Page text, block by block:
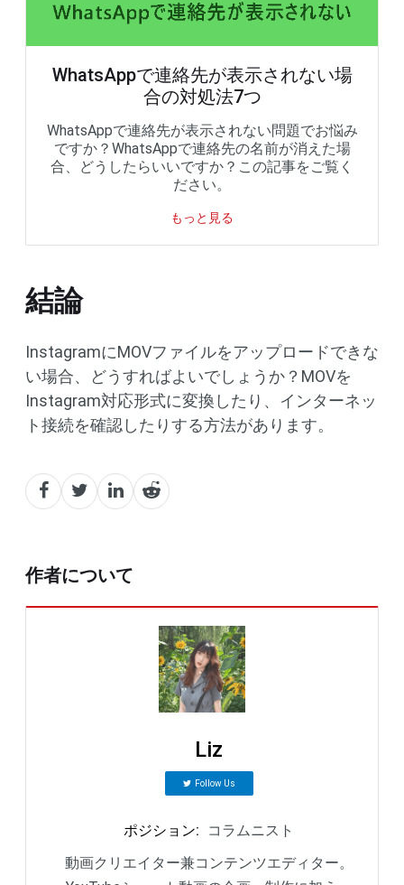
WhatsAppで連絡先が表示されない場
合の対処法7つ
WhatsAppで連絡先が表示されない問題でお悩み
ですか？WhatsAppで連絡先の名前が消えた場
合、どうしたらいいですか？この記事をご覧く
ださい。
もっと見る
結論
InstagramにMOVファイルをアップロードできな
い場合、どうすればよいでしょうか？MOVを
Instagram対応形式に変換したり、インターネッ
ト接続を確認したりする方法があります。
作者について
Liz
Follow Us
ポジション:
コラムニスト
動画クリエイター兼コンテンツエディター。